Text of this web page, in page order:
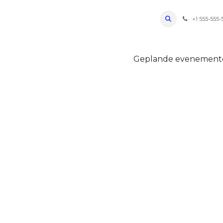
Bevoorradingen FAQ+1 555-555-
Geplande